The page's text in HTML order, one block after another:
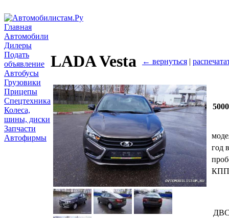
Главная
Автомобили
Дилеры
Подать
объявление
Автобусы
Грузовики
Прицепы
Спецтехника
Колеса,
шины, диски
Запчасти
Автофирмы
LADA Vesta ← вернуться |
год
КПП